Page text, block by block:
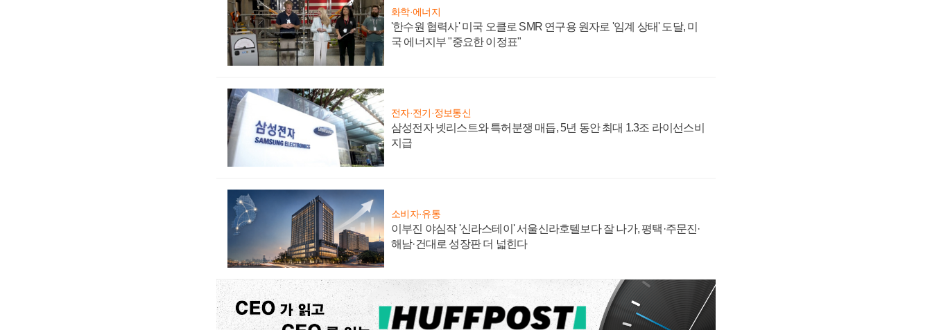
화학·에너지
'한수원 협력사' 미국 오클로 SMR 연구용 원자로 '임계 상태' 도달, 미
국 에너지부 "중요한 이정표"
전자·전기·정보통신
삼성전자 넷리스트와 특허분쟁 매듭, 5년 동안 최대 1.3조 라이선스비
지급
소비자·유통
이부진 야심작 '신라스테이' 서울신라호텔보다 잘 나가, 평택·주문진·
해남·건대로 성장판 더 넓힌다